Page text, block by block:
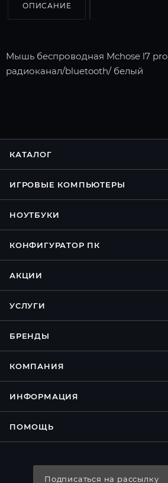
ОПИСАНИЕ
Мышь беспроводная Mchose l7 pro
радиоканал/bluetooth/ белый
КАТАЛОГ
ИГРОВЫЕ КОМПЬЮТЕРЫ
НОУТБУКИ
КОНФИГУРАТОР ПК
АКЦИИ
УСЛУГИ
БРЕНДЫ
КОМПАНИЯ
ИНФОРМАЦИЯ
ПОМОЩЬ
Подписаться на рассылку